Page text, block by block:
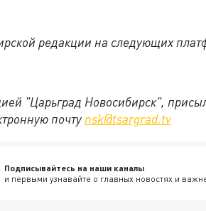
редакции на следующих
"Царьград Новосибирск",
почту nsk@tsargrad.tv
Подписывайтесь на наши каналы
и первыми узнавайте о главных новостях и